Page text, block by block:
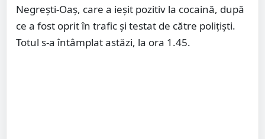
Negrești-Oaș, care a ieșit pozitiv la cocaină, după
ce a fost oprit în trafic și testat de către polițiști.
Totul s-a întâmplat astăzi, la ora 1.45.